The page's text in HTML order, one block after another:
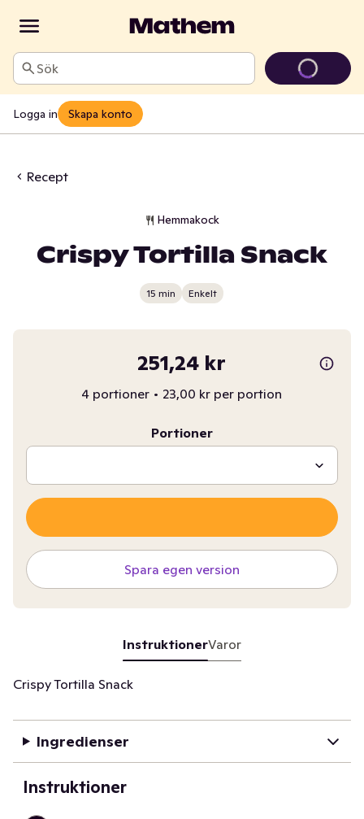
Sök
Logga in Skapa konto
Recept
Hemmakock
Crispy Tortilla Snack
15 min Enkelt
251,24 kr
4 portioner • 23,00 kr per portion
Portioner
Spara egen version
InstruktionerVaror
Crispy Tortilla Snack
Ingredienser
Instruktioner